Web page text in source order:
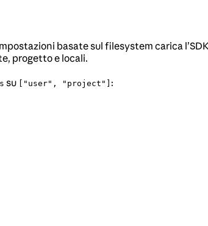
basate sul filesystem carica
progetto e locali.
su ["user", "project"] :